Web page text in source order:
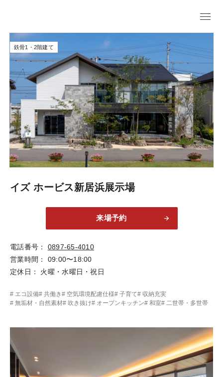
鉄骨1・2階建て
イズ ホービス新居浜展示場
来場予約
電話番号
0897-65-4010
営業時間
09:00〜18:00
定休日
火曜・水曜日・祝日
エコ設備 共働き 空気環境配慮仕様 子育て
収納充実
無垢材・自然素材
吹き抜け オープンキッチン 和室 二世帯・多世帯